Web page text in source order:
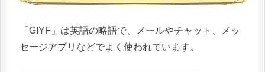
「GIYF」は英語の略語で、メールやチャット、メッ
セージアプリなどでよく使われています。